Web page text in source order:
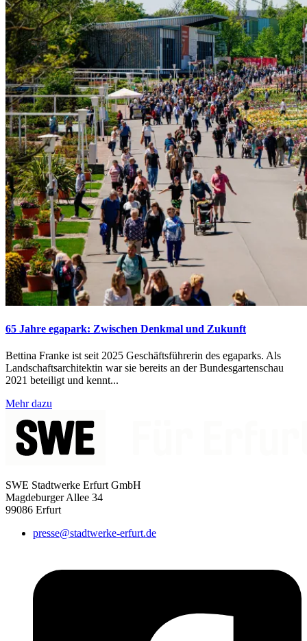
65 Jahre egapark: Zwischen Denkmal und Zukunft
Bettina Franke ist seit 2025 Geschäftsführerin des egaparks. Als
Landschaftsarchitektin war sie bereits an der Bundesgartenschau
2021 beteiligt und kennt...
Mehr dazu
SWE Stadtwerke Erfurt GmbH
Magdeburger Allee 34
99086 Erfurt
presse@stadtwerke-erfurt.de